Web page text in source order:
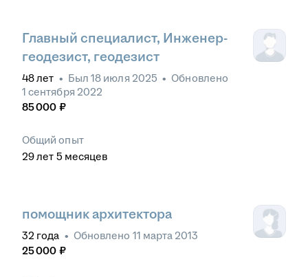
Главный специалист, Инженер-
геодезист, геодезист
48лет • Был 18 июля 2025 • Обновлено
1 сентября 2022
85 000 ₽
Общий опыт
29лет 5 месяцев
помощник архитектора
32 года • Обновлено 11 марта 2013
25 000 ₽